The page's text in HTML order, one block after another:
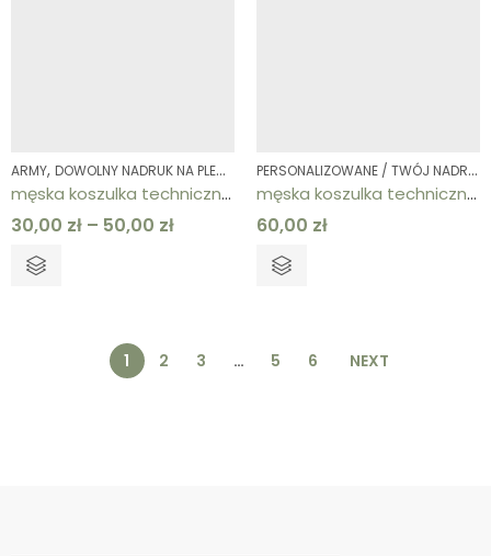
ARMY, DOWOLNY NADRUK NA PLECACH ,KOLEKCJE,KOSZULKI,KOSZULKI,
męska koszulka techniczna biała ARMY
30,00 zł – 50,00 zł
PERSONALIZOWANE / TWÓJ NADRUK
męska koszulka techniczna biała czacha grot dowolny napis
60,00 zł
1 2 3 … 5 6 NEXT